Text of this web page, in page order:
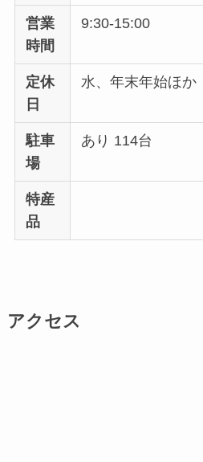
営業
時間
9:30-15:00
定休
日
水、年末年始ほか
駐車
場
あり 114台
特産
品
アクセス